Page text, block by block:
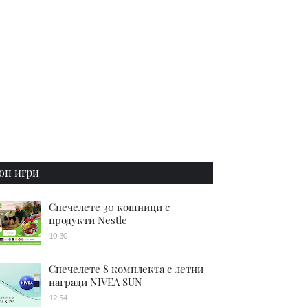
игри
Спечелете 30 кошници с
продукти Nestle
10:30
Спечелете 8 комплекта с летни
награди NIVEA SUN
12:54